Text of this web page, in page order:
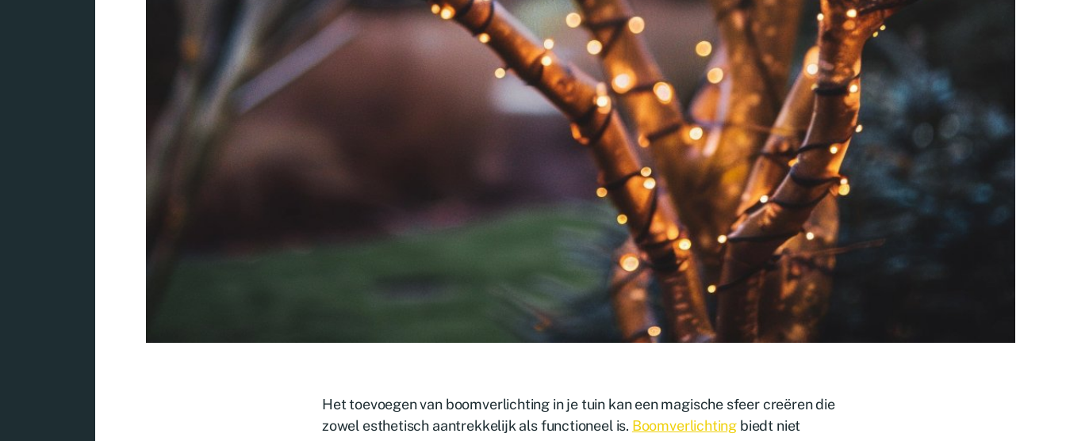
Het toevoegen van boomverlichting in je tuin kan een magische sfeer creëren die
zowel esthetisch aantrekkelijk als functioneel is. Boomverlichting biedt niet